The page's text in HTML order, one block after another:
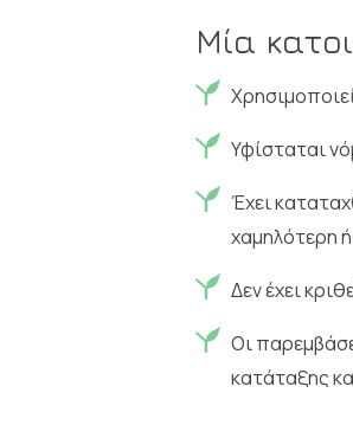
Μία
Υφίσταται
Έχει
χαμηλότερη
Δεν έχει
Οι
κατάταξης